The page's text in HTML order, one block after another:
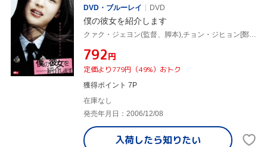
DVD・ブルーレイ
DVD
僕の彼女を紹介します
クァク・ジェヨン(監督、脚本),チョン・ジヒョン[鄭志賢],チャン・ヒョク
¥792円
定価より779円（49%）おトク
獲得ポイント 7P
在庫なし
発売年月日：2006/12/08
入荷したら知りたい